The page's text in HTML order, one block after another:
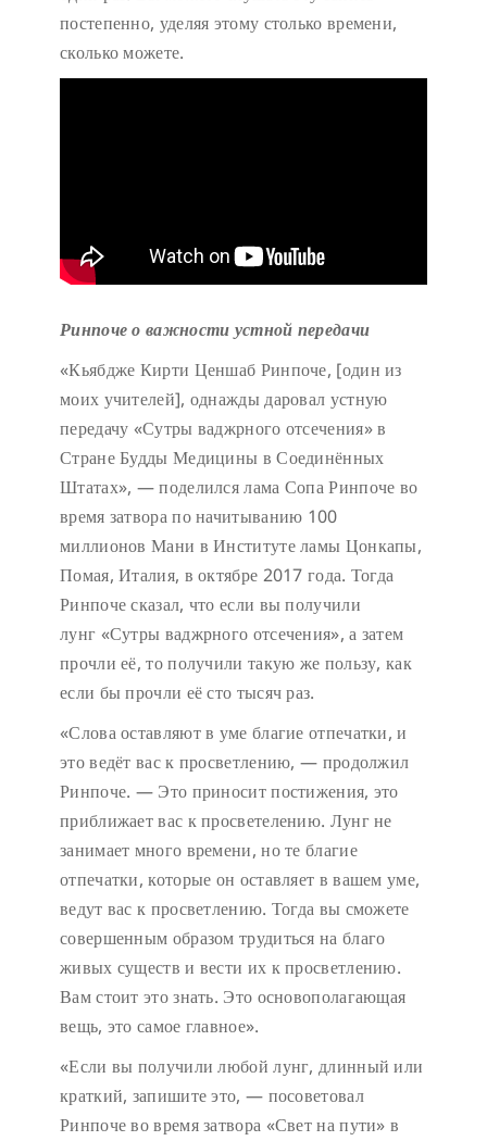
постепенно, уделяя этому столько времени,
сколько можете.
Ринпоче о важности устной передачи
«Кьябдже Кирти Ценшаб Ринпоче, [один из
моих учителей], однажды даровал устную
передачу «Сутры ваджрного отсечения» в
Стране Будды Медицины в Соединённых
Штатах», — поделился лама Сопа Ринпоче во
время затвора по начитыванию 100
миллионов Мани в Институте ламы Цонкапы,
Помая, Италия, в октябре 2017 года. Тогда
Ринпоче сказал, что если вы получили
лунг «Сутры ваджрного отсечения», а затем
прочли её, то получили такую же пользу, как
если бы прочли её сто тысяч раз.
«Слова оставляют в уме благие отпечатки, и
это ведёт вас к просветлению, — продолжил
Ринпоче. — Это приносит постижения, это
приближает вас к просветелению. Лунг не
занимает много времени, но те благие
отпечатки, которые он оставляет в вашем уме,
ведут вас к просветлению. Тогда вы сможете
совершенным образом трудиться на благо
живых существ и вести их к просветлению.
Вам стоит это знать. Это основополагающая
вещь, это самое главное».
«Если вы получили любой лунг, длинный или
краткий, запишите это, — посоветовал
Ринпоче во время затвора «Свет на пути» в